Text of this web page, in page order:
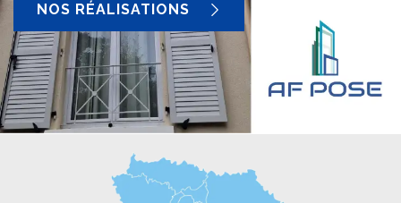
NOS RÉALISATIONS